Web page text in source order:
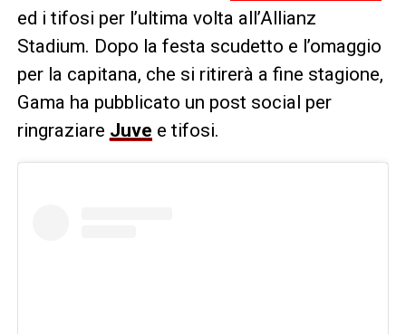
ed i tifosi per l’ultima volta all’Allianz
Stadium. Dopo la festa scudetto e l’omaggio
per la capitana, che si ritirerà a fine stagione,
Gama ha pubblicato un post social per
ringraziare Juve e tifosi.